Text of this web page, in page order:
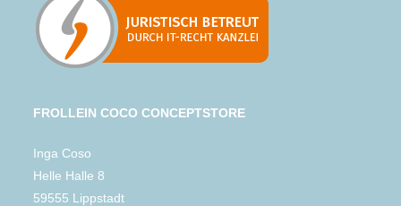
FROLLEIN COCO CONCEPTSTORE
Inga Coso
Helle Halle 8
59555 Lippstadt